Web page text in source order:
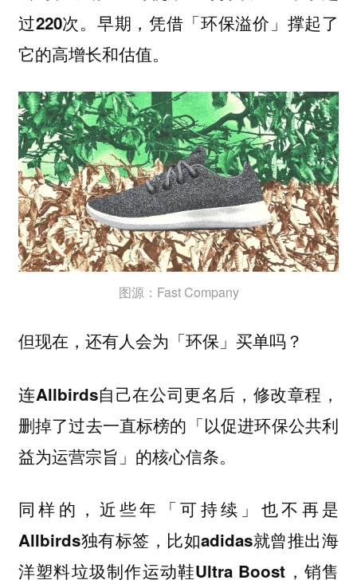
过220次。早期，凭借「环保溢价」撑起了
它的高增长和估值。
图源：Fast Company
但现在，还有人会为「环保」买单吗？
连Allbirds自己在公司更名后，修改章程，
删掉了过去一直标榜的「以促进环保公共利
益为运营宗旨」的核心信条。
同样的，近些年「可持续」也不再是
Allbirds独有标签，比如adidas就曾推出海
洋塑料垃圾制作运动鞋Ultra Boost，销售